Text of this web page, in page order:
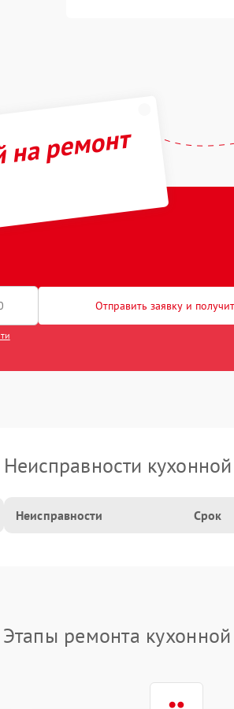
ремонт
Отправить заявку и
Неисправности
Неисправности Срок
Этапы ремонта